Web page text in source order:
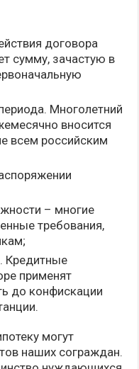
договора
сумму, зачастую в
Многолетний
вносится
всем российским
– многие
требования,
Кредитные
применят
до конфискации
могут
наших сограждан.